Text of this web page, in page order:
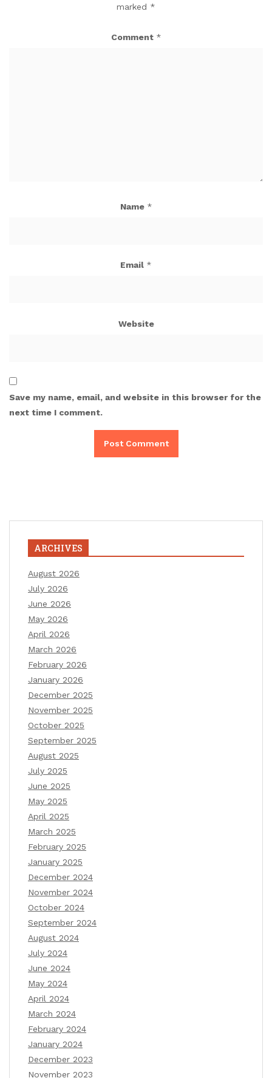
marked *
Comment *
Name *
Email *
Website
Save my name, email, and website in this browser for the
next time I comment.
ARCHIVES
August 2026
July 2026
June 2026
May 2026
April 2026
March 2026
February 2026
January 2026
December 2025
November 2025
October 2025
September 2025
August 2025
July 2025
June 2025
May 2025
April 2025
March 2025
February 2025
January 2025
December 2024
November 2024
October 2024
September 2024
August 2024
July 2024
June 2024
May 2024
April 2024
March 2024
February 2024
January 2024
December 2023
November 2023